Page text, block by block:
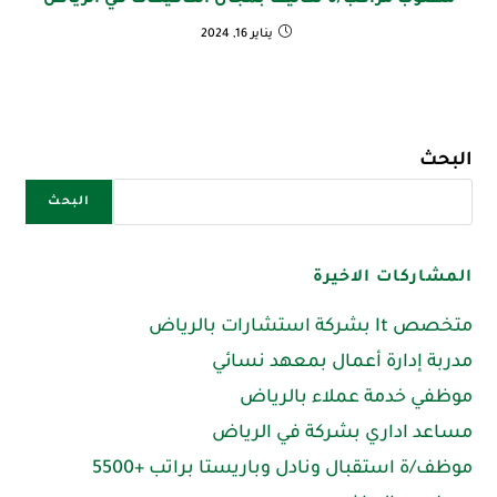
يناير 16, 2024
البحث
البحث
المشاركات الاخيرة
متخصص It بشركة استشارات بالرياض
مدربة إدارة أعمال بمعهد نسائي
موظفي خدمة عملاء بالرياض
مساعد اداري بشركة في الرياض
موظف/ة استقبال ونادل وباريستا براتب +5500